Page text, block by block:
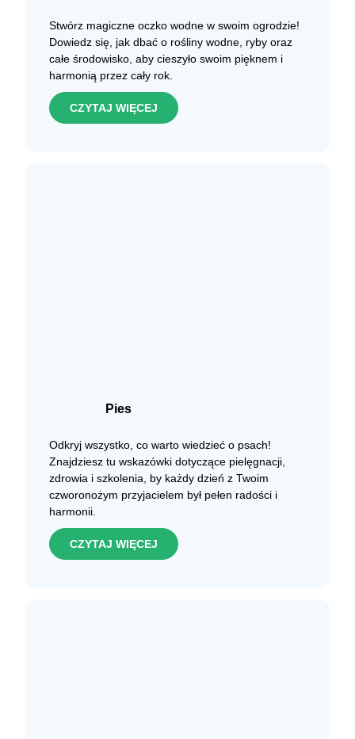
Stwórz magiczne oczko wodne w swoim ogrodzie!
Dowiedz się, jak dbać o rośliny wodne, ryby oraz
całe środowisko, aby cieszyło swoim pięknem i
harmonią przez cały rok.
CZYTAJ WIĘCEJ
Pies
Odkryj wszystko, co warto wiedzieć o psach!
Znajdziesz tu wskazówki dotyczące pielęgnacji,
zdrowia i szkolenia, by każdy dzień z Twoim
czworonożym przyjacielem był pełen radości i
harmonii.
CZYTAJ WIĘCEJ